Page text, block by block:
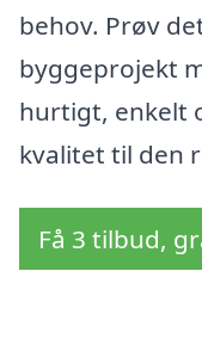
behov. Prøv
byggeprojekt
hurtigt, enkelt
kvalitet til den
Få 3 tilbud,